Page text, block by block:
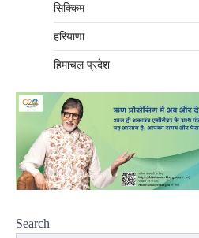
सिक्किम
हरियाणा
हिमाचल प्रदेश
Search